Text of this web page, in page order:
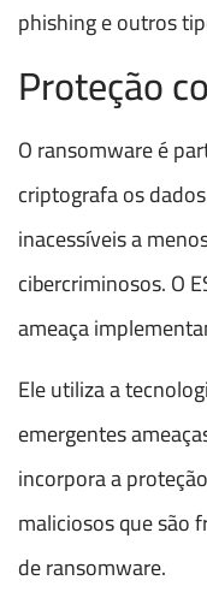
phishing e outros
Proteção
O ransomware é
criptografa os
inacessíveis a
cibercriminosos. O
ameaça
Ele utiliza a
emergentes
incorpora a
maliciosos que são
de ransomware.